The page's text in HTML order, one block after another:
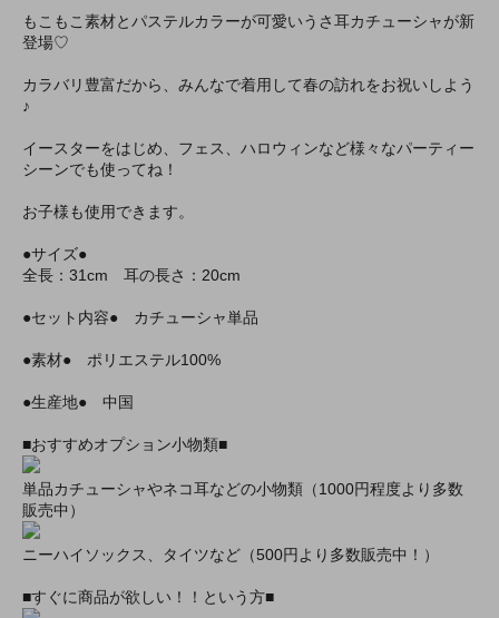
もこもこ素材とパステルカラーが可愛いうさ耳カチューシャが新
登場♡
カラバリ豊富だから、みんなで着用して春の訪れをお祝いしよう
♪
イースターをはじめ、フェス、ハロウィンなど様々なパーティー
シーンでも使ってね！
お子様も使用できます。
●サイズ●
全長：31cm 耳の長さ：20cm
●セット内容● カチューシャ単品
●素材● ポリエステル100%
●生産地● 中国
■おすすめオプション小物類■
単品カチューシャやネコ耳などの小物類（1000円程度より多数
販売中）
ニーハイソックス、タイツなど（500円より多数販売中！）
■すぐに商品が欲しい！！という方■